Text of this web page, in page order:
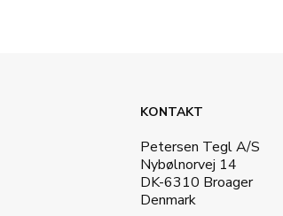
KONTAKT
Petersen Tegl A/S
Nybølnorvej 14
DK-6310 Broager
Denmark